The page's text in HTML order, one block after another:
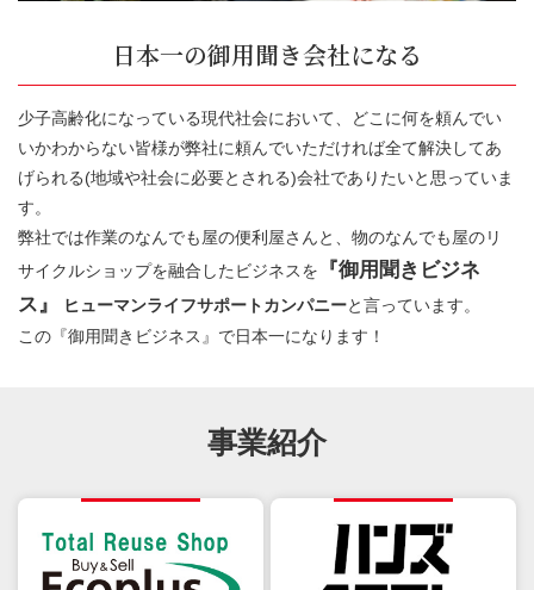
日本一の御用聞き会社になる
少子高齢化になっている現代社会において、どこに何を頼んでい
いかわからない皆様が弊社に頼んでいただければ全て解決してあ
げられる(地域や社会に必要とされる)会社でありたいと思っていま
す。
弊社では作業のなんでも屋の便利屋さんと、物のなんでも屋のリ
サイクルショップを融合したビジネスを
『御用聞きビジネ
ス』
ヒューマンライフサポートカンパニーと言っています。
この『御用聞きビジネス』で日本一になります！
事業紹介